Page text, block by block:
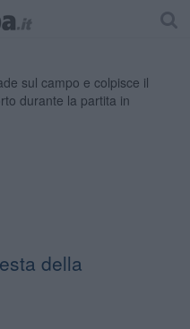
della